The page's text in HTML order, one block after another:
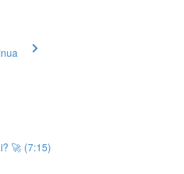
🚀 (7:15)